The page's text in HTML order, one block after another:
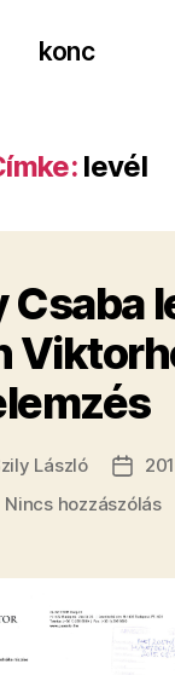
konc
levél
Csaba
László
Nincs hozzászólás
–